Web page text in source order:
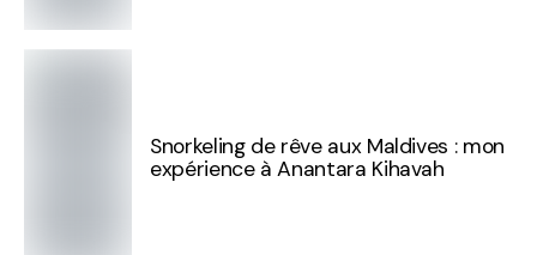
Snorkeling de rêve aux Maldives : mon
expérience à Anantara Kihavah